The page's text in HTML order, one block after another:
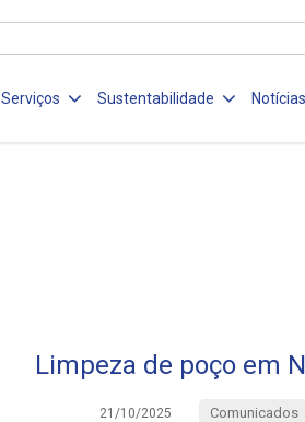
Serviços Sustentabilidade Notícias
Limpeza de poço em
21/10/2025 Comunicados